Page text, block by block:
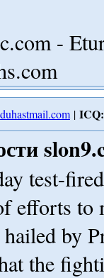
-
| ICQ:
test-
efforts to
by
the